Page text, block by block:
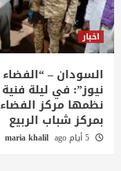
اخبار
السودان – “الفضاء
نيوز”: في ليلة فنية
نظمها مركز الفضاء
بمركز شباب الربيع
5 أيام ago maria khalil